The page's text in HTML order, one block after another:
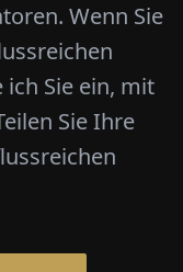
Wenn Sie
Sie ein, mit
Sie Ihre